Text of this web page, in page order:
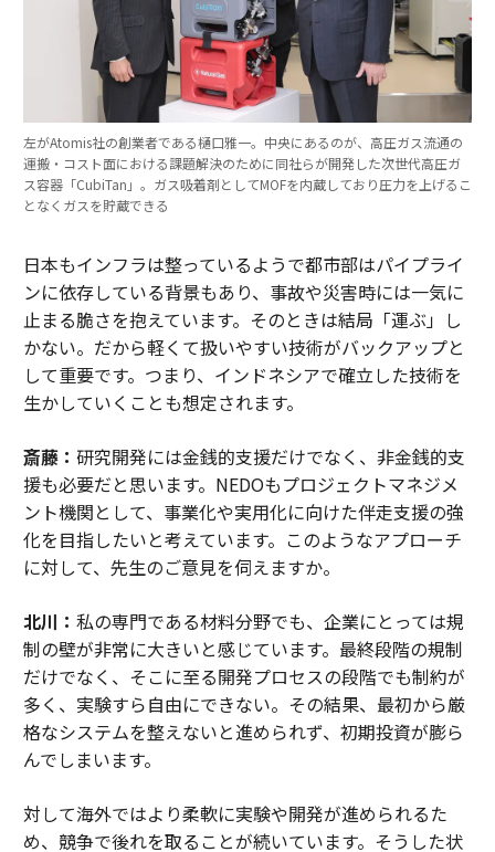
左がAtomis社の創業者である樋口雅一。中央にあるのが、高圧ガス流通の
運搬・コスト面における課題解決のために同社らが開発した次世代高圧ガ
ス容器「CubiTan」。ガス吸着剤としてMOFを内蔵しており圧力を上げるこ
となくガスを貯蔵できる
日本もインフラは整っているようで都市部はパイプライ
ンに依存している背景もあり、事故や災害時には一気に
止まる脆さを抱えています。そのときは結局「運ぶ」し
かない。だから軽くて扱いやすい技術がバックアップと
して重要です。つまり、インドネシアで確立した技術を
生かしていくことも想定されます。
斎藤： 研究開発には金銭的支援だけでなく、非金銭的支
援も必要だと思います。NEDOもプロジェクトマネジメ
ント機関として、事業化や実用化に向けた伴走支援の強
化を目指したいと考えています。このようなアプローチ
に対して、先生のご意見を伺えますか。
北川： 私の専門である材料分野でも、企業にとっては規
制の壁が非常に大きいと感じています。最終段階の規制
だけでなく、そこに至る開発プロセスの段階でも制約が
多く、実験すら自由にできない。その結果、最初から厳
格なシステムを整えないと進められず、初期投資が膨ら
んでしまいます。
対して海外ではより柔軟に実験や開発が進められるた
め、競争で後れを取ることが続いています。そうした状